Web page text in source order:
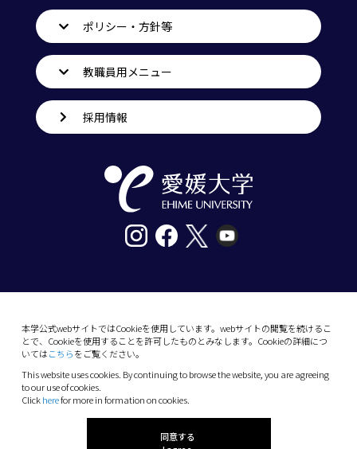
本学公式webサイトではCookieを使用しています。webサイトの閲覧を続けるこ
とで、Cookieを使用することを許可したものとみなします。Cookieの詳細につ
いてはこちらをご覧ください。
This website uses cookies. By continuing to browse the website, you are agreeing
to our use of cookies.
Clickherefor more in formation on cookies.
同意する
ポリシー・方針等
教職員用メニュー
採用情報
10-13 Dogo-Himata, Matsuyama, Ehime 790-
Phone: +81 89-927-9000
(C) 2026 Ehime University.